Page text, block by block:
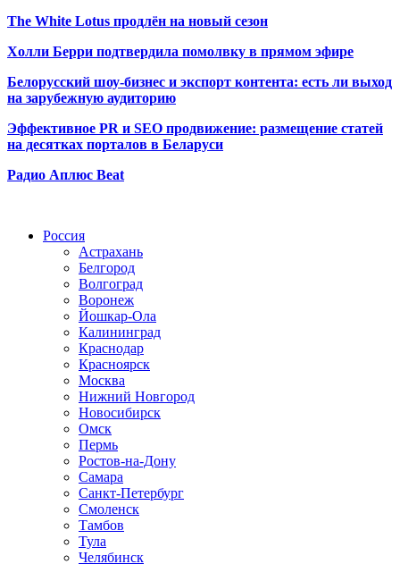
The White Lotus продлён на новый сезон
Холли Берри подтвердила помолвку в прямом эфире
Белорусский шоу-бизнес и экспорт контента: есть ли выход
на зарубежную аудиторию
Эффективное PR и SEO продвижение: размещение статей
на десятках порталов в Беларуси
Радио Аплюс Beat
Россия
Астрахань
Белгород
Волгоград
Воронеж
Йошкар-Ола
Калининград
Краснодар
Красноярск
Москва
Нижний Новгород
Новосибирск
Омск
Пермь
Ростов-на-Дону
Самара
Санкт-Петербург
Смоленск
Тамбов
Тула
Челябинск